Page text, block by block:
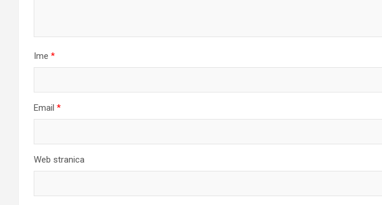
Ime *
Email *
Web stranica